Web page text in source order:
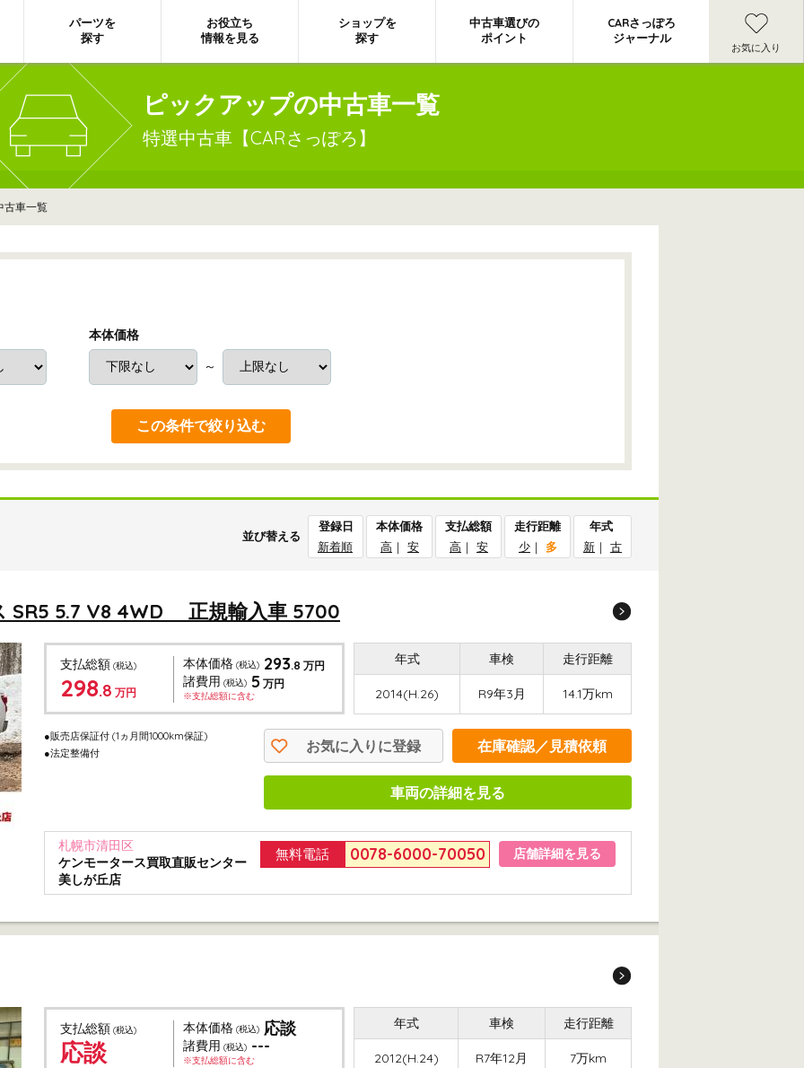
パーツを
探す
お役立ち
情報を見る
ショップを
探す
中古車選びの
ポイント
CARさっぽろ
ジャーナル
お気に入り
ピックアップの中古車一覧
特選中古車【CARさっぽろ】
車一覧
本体価格
～
この条件で絞り込む
並び替える
登録日
新着順
本体価格
高 ｜ 安
支払総額
高 ｜ 安
走行距離
少 ｜ 多
年式
新 ｜ 古
SR5 5.7 V8 4WD 正規輸入車 5700
●販売店保証付 (1ヵ月間1000km保証)
●法定整備付
支払総額 (税込)
298.8 万円
本体価格(税込) 293.8 万円
諸費用 (税込) 5万円
※支払総額に含む
年式 車検 走行距離
2014(H.26) R9年3月 14.1万km
お気に入りに登録 在庫確認／見積依頼
車両の詳細を見る
札幌市清田区
ケンモータース買取直販センター
美しが丘店
無料電話 0078-6000-70050 店舗詳細を見る
支払総額 (税込)
応談
本体価格(税込) 応談
諸費用 (税込) ---
※支払総額に含む
年式 車検 走行距離
2012(H.24) R7年12月 7万km